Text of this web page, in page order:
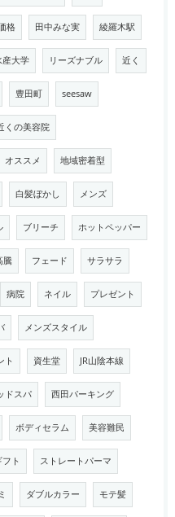
格 田中みな実 綾羅木駅
産大学 リーズナブル 近く
豊田町 seesaw
くの美容院
オススメ 地域密着型
白髪ぼかし メンズ
ブリーチ ホットペッパー
騰 フェード サラサラ
病院 ネイル プレゼント
メンズスタイル
ト 資生堂 JR山陰本線
ドスパ 西田パーキング
ボディセラム 美容難民
フト ストレートパーマ
ダブルカラー モテ髪